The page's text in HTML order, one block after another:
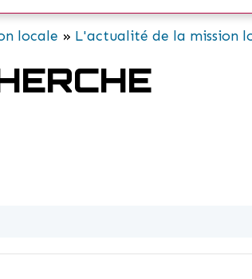
locale » L'actualité de la mission